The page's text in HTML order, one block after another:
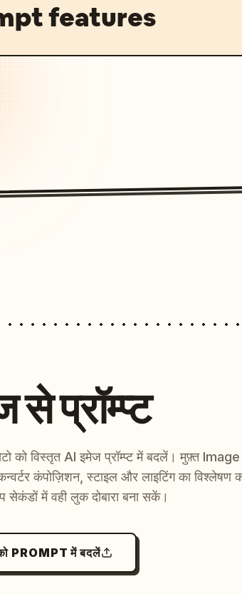
features
से प्रॉम्प्ट
को विस्तृत AI इमेज प्रॉम्प्ट में बदलें। मुफ़्त
कंपोज़िशन, स्टाइल और लाइटिंग का विश्लेषण
सेकंडों में वही लुक दोबारा बना सकें।
PROMPT में बदलें